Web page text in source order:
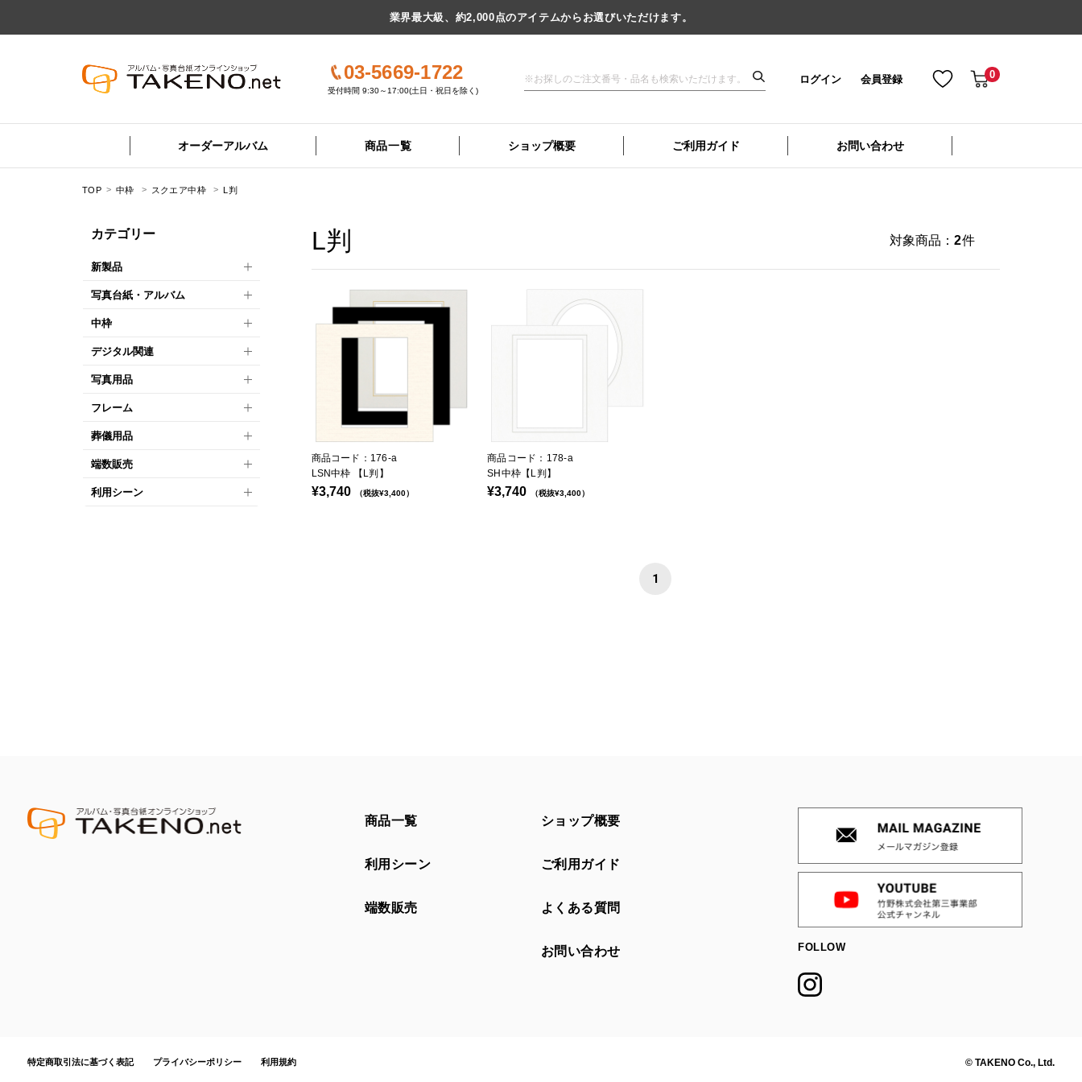
業界最大級、約2,000点のアイテムからお選びいただけます。
03-5669-1722
受付時間 9:30～17:00(土日・祝日を除く)
ログイン 会員登録 0
オーダーアルバム 商品一覧 ショップ概要 ご利用ガイド お問い合わせ
TOP 中枠 スクエア中枠 L判
カテゴリー
新製品
写真台紙・アルバム
中枠
デジタル関連
写真用品
フレーム
葬儀用品
端数販売
利用シーン
L判 対象商品： 2件
商品コード：176-a
LSN中枠 【L判】
¥3,740 （税抜¥3,400）
商品コード：178-a
SH中枠【L判】
¥3,740 （税抜¥3,400）
1
商品一覧
利用シーン
端数販売
ショップ概要
ご利用ガイド
よくある質問
お問い合わせ FOLLOW
特定商取引法に基づく表記 プライバシーポリシー 利用規約 © TAKENO Co., Ltd.